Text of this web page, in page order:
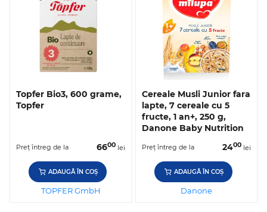
Topfer Bio3, 600 grame,
Topfer
Preț întreg de la 6600 lei
ADAUGĂ ÎN COȘ
TOPFER GmbH
Cereale Musli Junior fara
lapte, 7 cereale cu 5
fructe, 1 an+, 250 g,
Danone Baby Nutrition
Preț întreg de la 2400 lei
ADAUGĂ ÎN COȘ
Danone